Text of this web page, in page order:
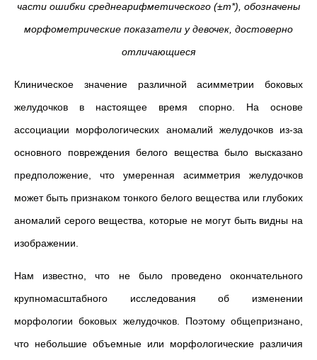
части ошибки среднеарифметического (±m*), обозначены
морфометрические показатели у девочек, достоверно
отличающиеся
Клиническое значение различной асимметрии боковых
желудочков в настоящее время спорно. На основе
ассоциации морфологических аномалий желудочков из-за
основного повреждения белого вещества было высказано
предположение, что умеренная асимметрия желудочков
может быть признаком тонкого белого вещества или глубоких
аномалий серого вещества, которые не могут быть видны на
изображении.
Нам известно, что не было проведено окончательного
крупномасштабного исследования об изменении
морфологии боковых желудочков. Поэтому общепризнано,
что небольшие объемные или морфологические различия